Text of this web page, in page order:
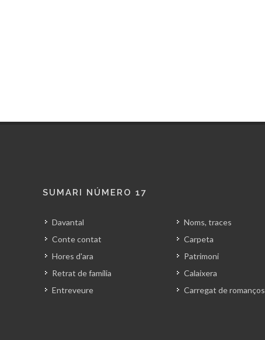
SUMARI NÚMERO 17
Davantal
Conte contat
Hores d'ara
Retrat de família
Entreveure
Noms, traces
Carpeta
Patrimoni
Calaixera
Carregat de romanços